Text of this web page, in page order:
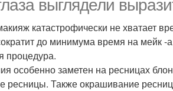
выглядели
катастрофически не хватает
до минимума время на мейк -
процедура.
особенно заметен на ресницах
ресницы. Также окрашивание